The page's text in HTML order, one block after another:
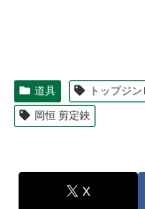
道具 トップジ
岡恒 剪定鋏
X